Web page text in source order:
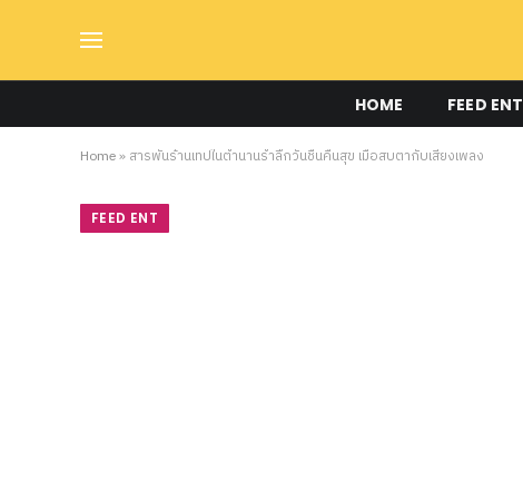
HOME FEED ENT
Home» สารพันร้านเทปในตำนานรำลึกวันชื่นคืนสุข เมื่อสบตากับเสียงเพลง
FEED ENT